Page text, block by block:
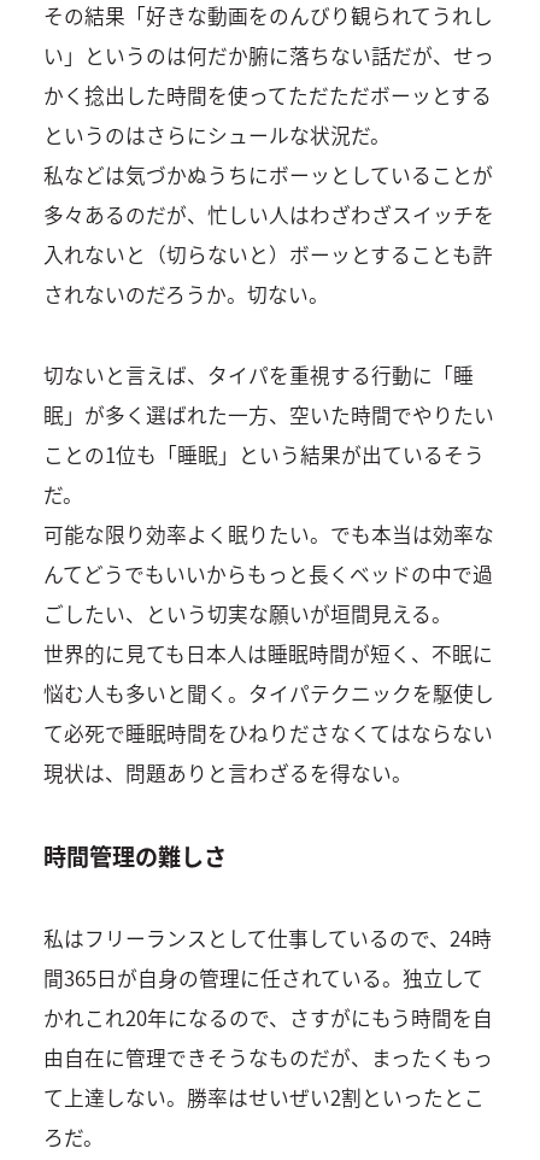
その結果「好きな動画をのんびり観られてうれし
い」というのは何だか腑に落ちない話だが、せっ
かく捻出した時間を使ってただただボーッとする
というのはさらにシュールな状況だ。
私などは気づかぬうちにボーッとしていることが
多々あるのだが、忙しい人はわざわざスイッチを
入れないと（切らないと）ボーッとすることも許
されないのだろうか。切ない。
切ないと言えば、タイパを重視する行動に「睡
眠」が多く選ばれた一方、空いた時間でやりたい
ことの1位も「睡眠」という結果が出ているそう
だ。
可能な限り効率よく眠りたい。でも本当は効率な
んてどうでもいいからもっと長くベッドの中で過
ごしたい、という切実な願いが垣間見える。
世界的に見ても日本人は睡眠時間が短く、不眠に
悩む人も多いと聞く。タイパテクニックを駆使し
て必死で睡眠時間をひねりださなくてはならない
現状は、問題ありと言わざるを得ない。
時間管理の難しさ
私はフリーランスとして仕事しているので、24時
間365日が自身の管理に任されている。独立して
かれこれ20年になるので、さすがにもう時間を自
由自在に管理できそうなものだが、まったくもっ
て上達しない。勝率はせいぜい2割といったとこ
ろだ。